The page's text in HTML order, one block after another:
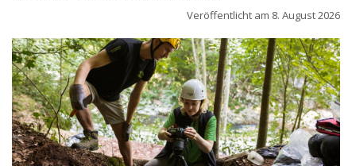
Veröffentlicht am 8. August 2026